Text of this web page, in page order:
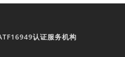
认证服务机构